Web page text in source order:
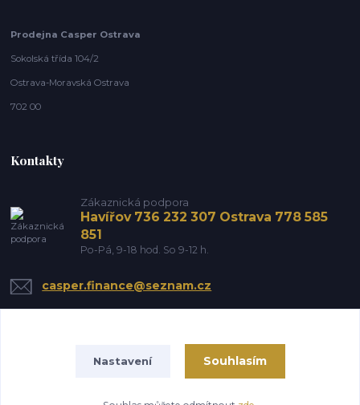
Prodejna Casper Ostrava
Sokolská třída 104/2
Ostrava-Moravská Ostrava
702 00
Kontakty
Zákaznická podpora
Havířov 736 232 307 Ostrava 778 585
851
Po-Pá, 9-18 hod. So 9-12 h.
casper.finance@seznam.cz
Nastavení Souhlasím